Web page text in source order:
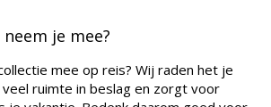
je mee?
mee op reis? Wij raden het je
ruimte in beslag en zorgt voor